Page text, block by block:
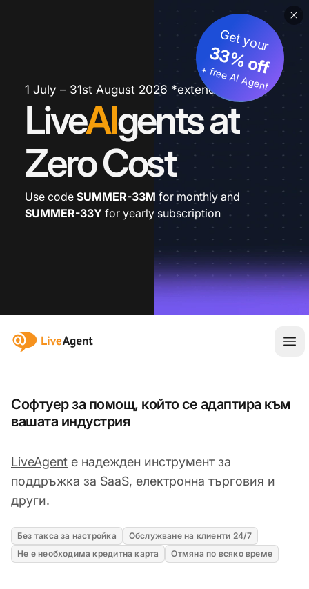
1 July – 31st August 2026 *extended
LiveAIgents at
Zero Cost
Get your
33% off
+ free AI Agent
Use code SUMMER-33M for monthly and
SUMMER-33Y for yearly subscription
:site.title
Софтуер за помощ, който се адаптира към
вашата индустрия
LiveAgent е надежден инструмент за
поддръжка за SaaS, електронна търговия и
други.
Без такса за настройка
Обслужване на клиенти 24/7
Не е необходима кредитна карта
Отмяна по всяко време